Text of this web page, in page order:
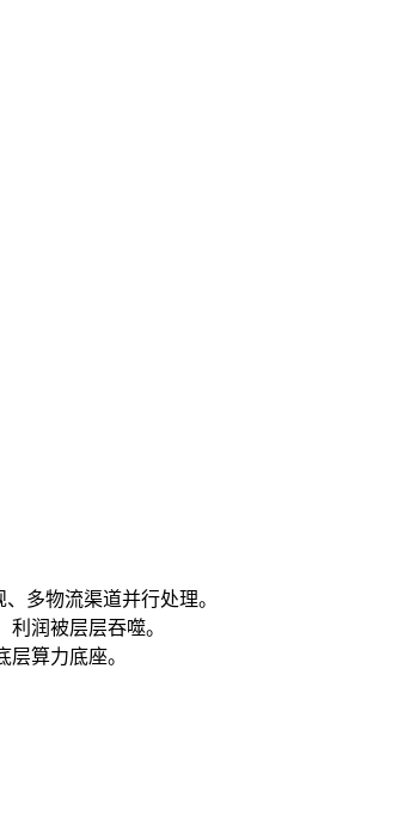
多物流渠道并行处理。
润被层层吞噬。
算力底座。